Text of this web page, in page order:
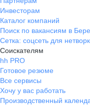
Инвесторам
Каталог компаний
Поиск по вакансиям в
Сетка: соцсеть для
Соискателям
hh PRO
Готовое резюме
Все сервисы
Хочу у вас работать
Производственный